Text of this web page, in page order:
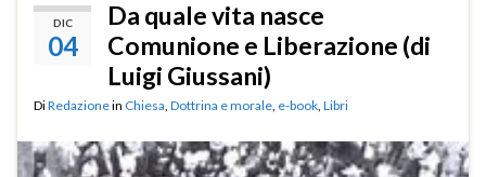
DIC
04
Da quale vita nasce
Comunione e Liberazione (di
Luigi Giussani)
DiRedazionein Chiesa Dottrina e morale e-book Libri